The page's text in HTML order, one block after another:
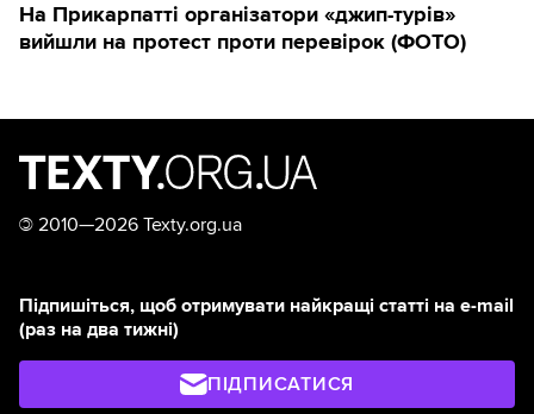
На Прикарпатті організатори «джип-турів»
вийшли на протест проти перевірок (ФОТО)
© 2010—2026 Texty.org.ua
Підпишіться, щоб отримувати найкращі статті на e-mail
(раз на два тижні)
ПІДПИСАТИСЯ